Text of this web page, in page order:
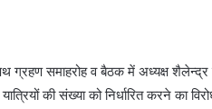
ग्रहण समाहरोह व बैठक में अध्यक्ष
की संख्या को निर्धारित करने का